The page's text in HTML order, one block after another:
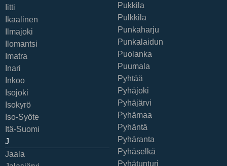
Iitti
Ikaalinen
Ilmajoki
Ilomantsi
Imatra
Inari
Inkoo
Isojoki
Isokyrö
Iso-Syöte
Itä-Suomi
J
Jaala
Pukkila
Pulkkila
Punkaharju
Punkalaidun
Puolanka
Puumala
Pyhtää
Pyhäjoki
Pyhäjärvi
Pyhämaa
Pyhäntä
Pyhäranta
Pyhäselkä
Pyhätunturi